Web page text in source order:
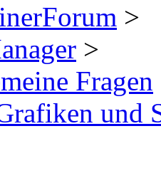
>
>
Fragen
und